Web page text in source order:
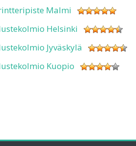
Malmi
Helsinki
Jyväskylä
Kuopio